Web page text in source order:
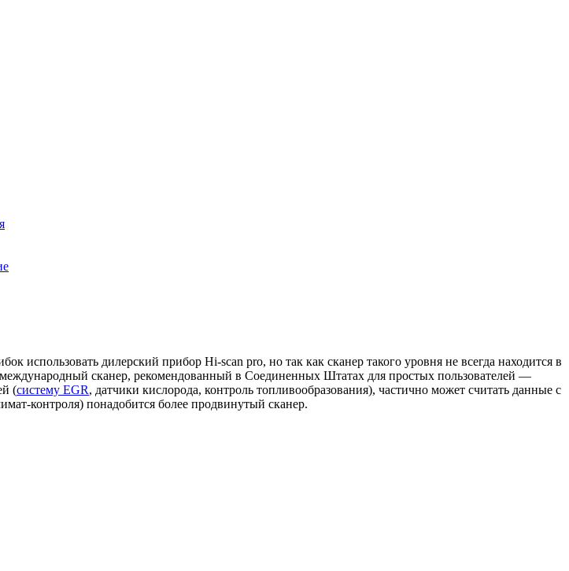
использовать дилерский прибор Hi-scan pro, но так как сканер такого уровня не всегда находится в
сканер, рекомендованный в Соединенных Штатах для простых пользователей —
(систему EGR, датчики кислорода, контроль топливообразования), частично может считать данные с
контроля) понадобится более продвинутый сканер.